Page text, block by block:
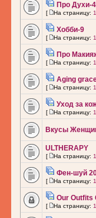
Про Духи-4
[ На страницу: 1
Хобби-9
[ На страницу: 1
Про
[ На страницу: 1
Aging
[ На страницу: 1
Уход за
[ На страницу: 1
Вкусы
ULTHERAPY
[ На страницу: 1
Фен-шуй
[ На страницу: 1
Our Outfits
[ На страницу: 1